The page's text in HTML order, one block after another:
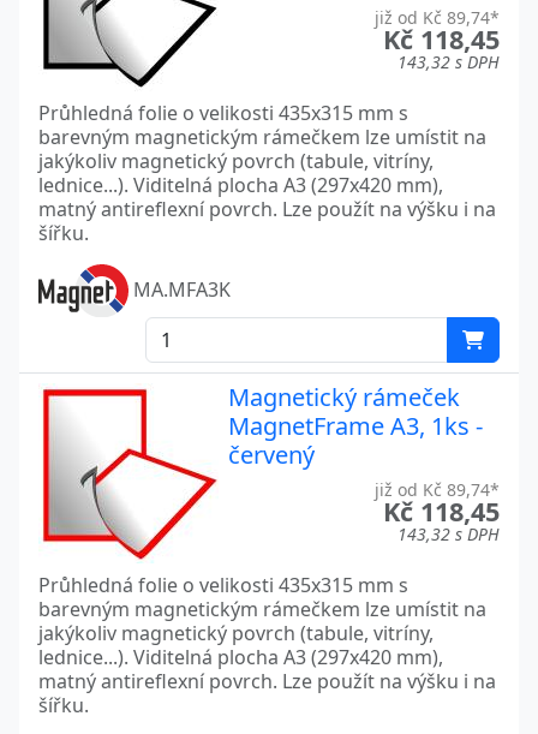
již od Kč 89,74*
Kč 118,45
143,32 s DPH
Průhledná folie o velikosti 435x315 mm s
barevným magnetickým rámečkem lze umístit na
jakýkoliv magnetický povrch (tabule, vitríny,
lednice...). Viditelná plocha A3 (297x420 mm),
matný antireflexní povrch. Lze použít na výšku i na
šířku.
MA.MFA3K
Magnetický rámeček
MagnetFrame A3, 1ks -
červený
již od Kč 89,74*
Kč 118,45
143,32 s DPH
Průhledná folie o velikosti 435x315 mm s
barevným magnetickým rámečkem lze umístit na
jakýkoliv magnetický povrch (tabule, vitríny,
lednice...). Viditelná plocha A3 (297x420 mm),
matný antireflexní povrch. Lze použít na výšku i na
šířku.